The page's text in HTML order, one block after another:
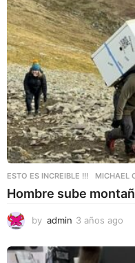
o
ESTO ES INCREIBLE !!! MICHAEL
Hombre sube
by admin 3 años ago
ñ